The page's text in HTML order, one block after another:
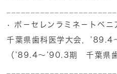
• ポ－セレンラミネ－トベニ
千葉県歯科医学大会，
（’89.4～’90.3期 千葉県